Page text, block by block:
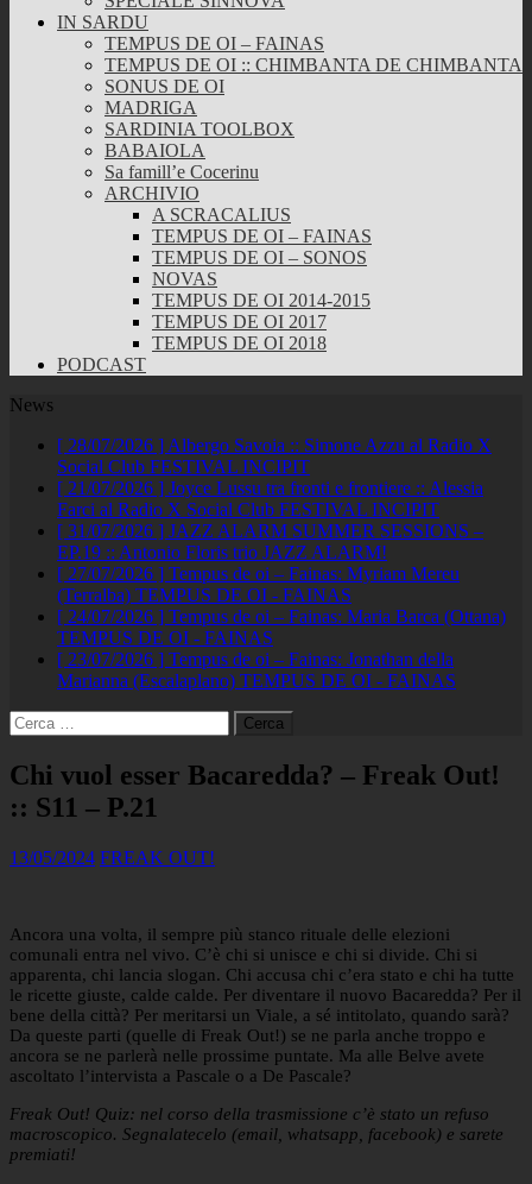
IN SARDU
TEMPUS DE OI – FAINAS
TEMPUS DE OI :: CHIMBANTA DE CHIMBANTA
SONUS DE OI
MADRIGA
SARDINIA TOOLBOX
BABAIOLA
Sa famill’e Cocerinu
ARCHIVIO
A SCRACALIUS
TEMPUS DE OI – FAINAS
TEMPUS DE OI – SONOS
NOVAS
TEMPUS DE OI 2014-2015
TEMPUS DE OI 2017
TEMPUS DE OI 2018
PODCAST
News
[ 28/07/2026 ] Albergo Savoia :: Simone Azzu al Radio X
Social Club FESTIVAL INCIPIT
[ 21/07/2026 ] Joyce Lussu tra fronti e frontiere :: Alessia
Farci al Radio X Social Club FESTIVAL INCIPIT
[ 31/07/2026 ] JAZZ ALARM SUMMER SESSIONS –
EP.19 :: Antonio Floris trio JAZZ ALARM!
[ 27/07/2026 ] Tempus de oi – Fainas: Myriam Mereu
(Terralba) TEMPUS DE OI - FAINAS
[ 24/07/2026 ] Tempus de oi – Fainas: Maria Barca (Ottana)
TEMPUS DE OI - FAINAS
[ 23/07/2026 ] Tempus de oi – Fainas: Jonathan della
Marianna (Escalaplano) TEMPUS DE OI - FAINAS
Ricerca
per:
Chi vuol esser Bacaredda? – Freak Out!
:: S11 – P.21
13/05/2024 FREAK OUT!
Ancora una volta, il sempre più stanco rituale delle elezioni
comunali entra nel vivo. C’è chi si unisce e chi si divide. Chi si
apparenta, chi lancia slogan. Chi accusa chi c’era stato e chi ha tutte
le ricette giuste, calde calde. Per diventare il nuovo Bacaredda? Per il
bene della città? Per meritarsi un Viale, a sé intitolato, quando sarà?
Da queste parti (quelle di Freak Out!) se ne parla anche troppo e
ancora se ne parlerà nelle prossime puntate. Ma alle Belve avete
ascoltato l’intervista a Pascale o a De Pascale?
Freak Out! Quiz: nel corso della trasmissione c’è stato un refuso
macroscopico. Segnalatecelo (email, whatsapp, facebook) e sarete
premiati!